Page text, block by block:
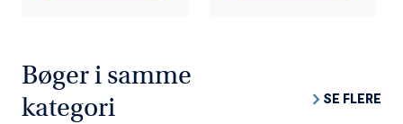
Bøger i samme
kategori
SE FLERE